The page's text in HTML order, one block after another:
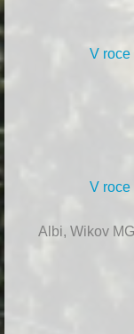
V roce
V roce
Albi, Wikov